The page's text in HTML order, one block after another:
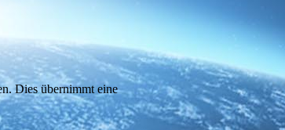
Dies übernimmt eine